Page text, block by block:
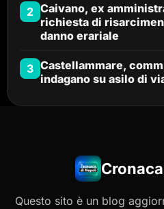
2 Caivano, ex
richiesta di
danno erariale
3 Castellammare,
indagano su asilo di
Questo sito è un blog